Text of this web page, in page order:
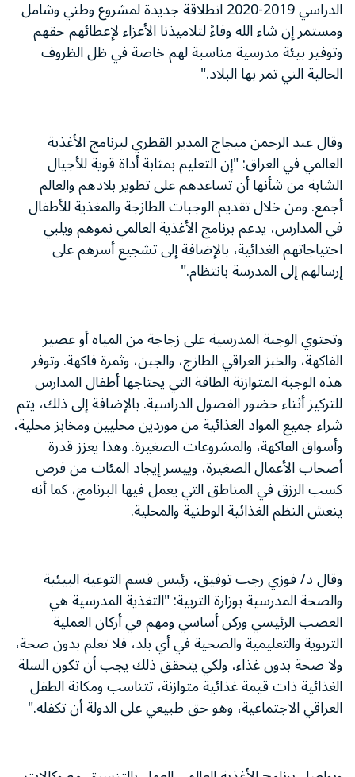
الدراسي 2019-2020 انطلاقة جديدة لمشروع وطني وشامل
ومستمر إن شاء الله وفاءً لتلاميذنا الأعزاء لإعطائهم حقهم
وتوفير بيئة مدرسية مناسبة لهم خاصة في ظل الظروف
الحالية التي تمر بها البلاد."
وقال عبد الرحمن ميجاج المدير القطري لبرنامج الأغذية
العالمي في العراق: "إن التعليم بمثابة أداة قوية للأجيال
الشابة من شأنها أن تساعدهم على تطوير بلادهم والعالم
أجمع. ومن خلال تقديم الوجبات الطازجة والمغذية للأطفال
في المدارس، يدعم برنامج الأغذية العالمي نموهم ويلبي
احتياجاتهم الغذائية، بالإضافة إلى تشجيع أسرهم على
إرسالهم إلى المدرسة بانتظام."
وتحتوي الوجبة المدرسية على زجاجة من المياه أو عصير
الفاكهة، والخبز العراقي الطازج، والجبن، وثمرة فاكهة. وتوفر
هذه الوجبة المتوازنة الطاقة التي يحتاجها أطفال المدارس
للتركيز أثناء حضور الفصول الدراسية. بالإضافة إلى ذلك، يتم
شراء جميع المواد الغذائية من موردين محليين ومخابز محلية،
وأسواق الفاكهة، والمشروعات الصغيرة. وهذا يعزز قدرة
أصحاب الأعمال الصغيرة، وييسر إيجاد المئات من فرص
كسب الرزق في المناطق التي يعمل فيها البرنامج، كما أنه
ينعش النظم الغذائية الوطنية والمحلية.
وقال د/ فوزي رجب توفيق، رئيس قسم التوعية البيئية
والصحة المدرسية بوزارة التربية: "التغذية المدرسية هي
العصب الرئيسي وركن أساسي ومهم في أركان العملية
التربوية والتعليمية والصحية في أي بلد، فلا تعلم بدون صحة،
ولا صحة بدون غذاء، ولكي يتحقق ذلك يجب أن تكون السلة
الغذائية ذات قيمة غذائية متوازنة، تتناسب ومكانة الطفل
العراقي الاجتماعية، وهو حق طبيعي على الدولة أن تكفله."